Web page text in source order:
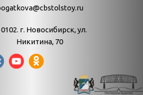
День в истории.
День в истории.
Декабрь
г. Новосибирск, ул.
Никитина, 70